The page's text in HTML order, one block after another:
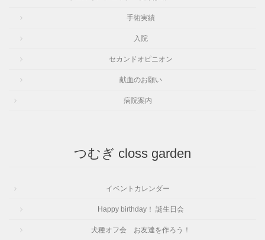
手術実績
入院
セカンドオピニオン
献血のお願い
病院案内
つむぎ closs garden
イベントカレンダー
Happy birthday！ 誕生日会
犬種オフ会 お友達を作ろう！